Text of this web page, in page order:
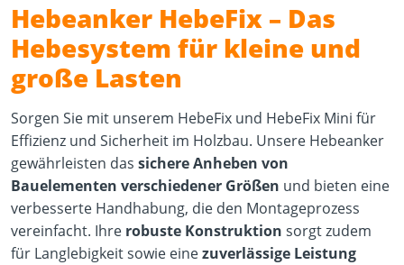
Hebeanker HebeFix – Das
Hebesystem für kleine und
große Lasten
Sorgen Sie mit unserem HebeFix und HebeFix Mini für
Effizienz und Sicherheit im Holzbau. Unsere Hebeanker
gewährleisten das sichere Anheben von
Bauelementen verschiedener Größen und bieten eine
verbesserte Handhabung, die den Montageprozess
vereinfacht. Ihre robuste Konstruktion sorgt zudem
für Langlebigkeit sowie einezuverlässige Leistung